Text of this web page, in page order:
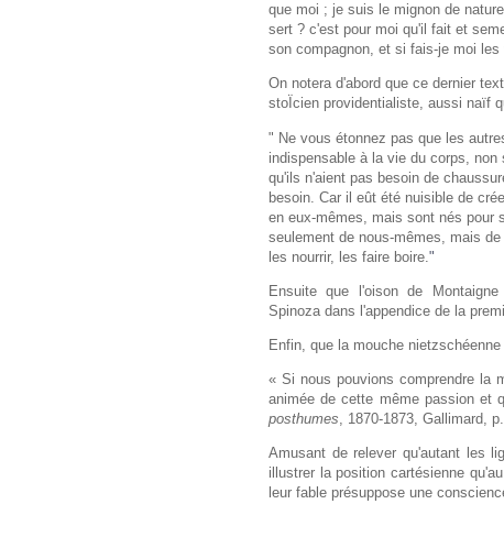
que moi ; je suis le mignon de
sert ? c'est pour moi qu'il fait et
son compagnon, et si fais-je moi
On notera d'abord que ce dernier
stoÏcien providentialiste, aussi naïf
" Ne vous étonnez pas que les
indispensable à la vie du corps,
qu'ils n'aient pas besoin de
besoin. Car il eût été nuisible de
en eux-mêmes, mais sont nés pour
seulement de nous-mêmes, mais
les nourrir, les faire boire. "
Ensuite que l'oison de
Spinoza dans l'appendice de la
Enfin, que la mouche
« Si nous pouvions comprendre la
animée de cette même passion et
posthumes, 1870-1873, Gallimard,
Amusant de relever qu'autant les
illustrer la position cartésienne
leur fable présuppose une